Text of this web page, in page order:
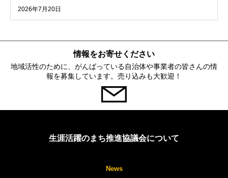
2026年7月20日
情報をお寄せください
地域活性のために、がんばっている自治体や事業者の皆さんの情
報を募集しています。売り込みも大歓迎！
生涯活躍のまち推進協議会について
News